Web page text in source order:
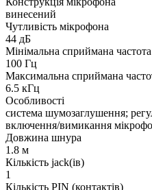
винесений
Чутливість мікрофона
44 дБ
Мінімальна сприймана
100 Гц
Максимальна сприймана
6.5 кГц
Особливості
система шумозаглушення;
включення/вимикання
Довжина шнура
1.8 м
Кількість jack(ів)
1
Кількість PIN (контактів)